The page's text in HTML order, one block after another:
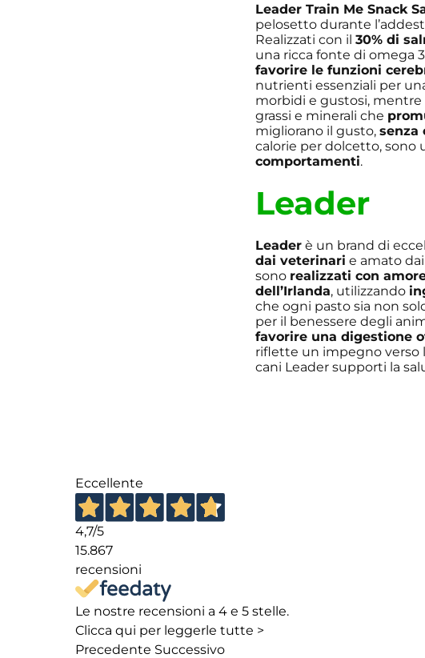
Leader Train Me Snack
pelosetto durante
Realizzati con il30% di
una ricca fonte di omega
favorire le funzioni
nutrienti essenziali per
morbidi e gustosi,
grassi e minerali che
migliorano il gusto,senza
calorie per dolcetto, sono
comportamenti.
Leader
Leader è un brand di
dai veterinari e amato
sono realizzati con
dell’Irlanda, utilizzando
che ogni pasto sia non
per il benessere degli
favorire una digestione
riflette un impegno verso
cani Leader supporti la
Eccellente
4,7/5
15.867
recensioni
Le nostre recensioni a 4 e 5 stelle.
Clicca qui per leggerle tutte >
Precedente Successivo